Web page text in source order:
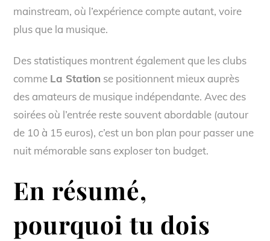
mainstream, où l’expérience compte autant, voire
plus que la musique.
Des statistiques montrent également que les clubs
comme La Station se positionnent mieux auprès
des amateurs de musique indépendante. Avec des
soirées où l’entrée reste souvent abordable (autour
de 10 à 15 euros), c’est un bon plan pour passer une
nuit mémorable sans exploser ton budget.
En résumé,
pourquoi tu dois